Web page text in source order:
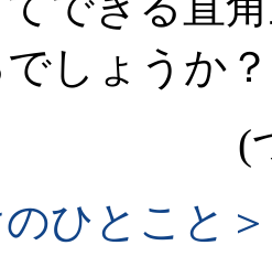
しょうか？
(
ひとこと＞